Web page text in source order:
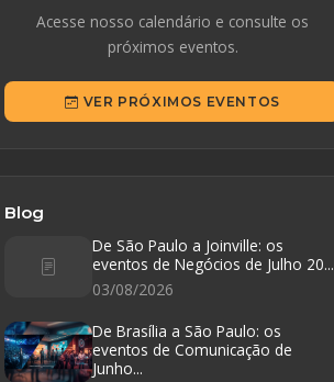
Acesse nosso calendário e consulte os
próximos eventos.
VER PRÓXIMOS EVENTOS
Blog
De São Paulo a Joinville: os
eventos de Negócios de Julho 20...
03/08/2026
De Brasília a São Paulo: os
eventos de Comunicação de
Junho...